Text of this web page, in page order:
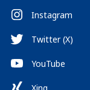
Instagram
Twitter (X)
YouTube
Xing